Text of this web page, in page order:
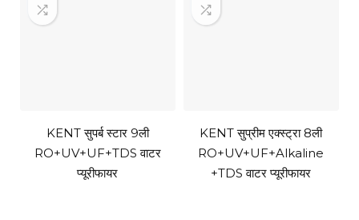
KENT सुपर्ब स्टार 9ली
RO+UV+UF+TDS वाटर
प्यूरीफायर
KENT सुप्रीम एक्स्ट्रा 8ली
RO+UV+UF+Alkaline
+TDS वाटर प्यूरीफायर